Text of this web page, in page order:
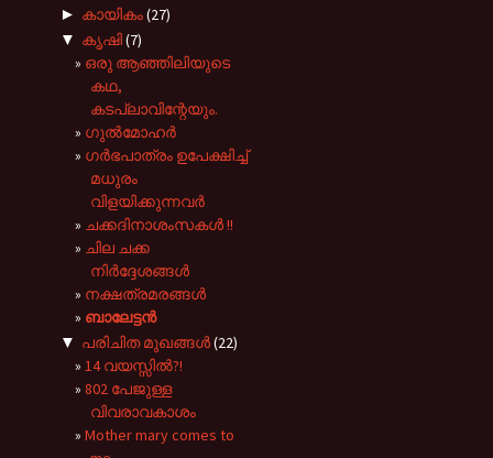
► കായികം(27)
▼ കൃഷി(7)
ഒരു ആഞ്ഞിലിയുടെ
കഥ,
കടപ്ലാവിന്റേയും.
ഗുൽമോഹർ
ഗർഭപാത്രം ഉപേക്ഷിച്ച്
മധുരം
വിളയിക്കുന്നവർ
ചക്കദിനാശംസകൾ !!
ചില ചക്ക
നിർദ്ദേശങ്ങൾ
നക്ഷത്രമരങ്ങൾ
ബാലേട്ടൻ
▼ പരിചിത മുഖങ്ങള്‍(22)
14 വയസ്സിൽ?!
802 പേജുള്ള
വിവരാവകാശം
Mother mary comes to